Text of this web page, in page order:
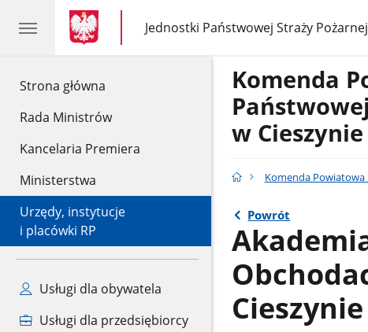
Strona główna
Rada Ministrów
Kancelaria Premiera
Ministerstwa
Urzędy, instytucje
i placówki RP
Usługi dla obywatela
Usługi dla przedsiębiorcy
gov.pl
gov.pl
Jednostki Państwowej Straży Pożarnej
gov.pl
Jednostki
Państwowej
Komenda
w Cieszynie
Komenda Powiatowa
Powrót
Cieszynie